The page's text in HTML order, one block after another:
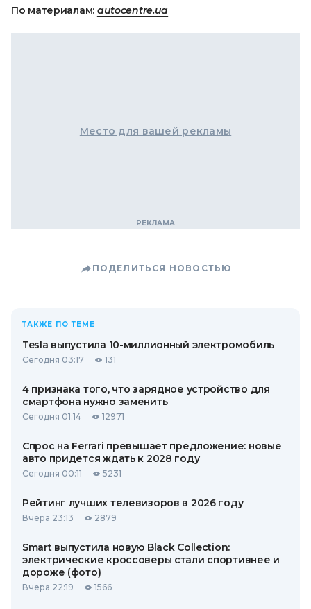
По материалам: autocentre.ua
Место для вашей рекламы
ПОДЕЛИТЬСЯ НОВОСТЬЮ
ТАКЖЕ ПО ТЕМЕ
Tesla выпустила 10-миллионный электромобиль
Сегодня 03:17 131
4 признака того, что зарядное устройство для
смартфона нужно заменить
Сегодня 01:14 12971
Спрос на Ferrari превышает предложение: новые
авто придется ждать к 2028 году
Сегодня 00:11 5231
Рейтинг лучших телевизоров в 2026 году
Вчера 23:13 2879
Smart выпустила новую Black Collection:
электрические кроссоверы стали спортивнее и
дороже (фото)
Вчера 22:19 1566